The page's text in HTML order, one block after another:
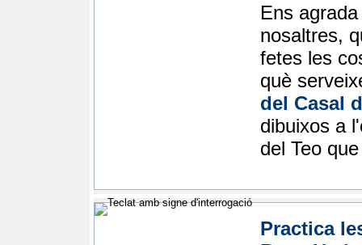
Ens
nosaltres,
fetes les
què
del Casal
dibuixos a
del Teo
Practica